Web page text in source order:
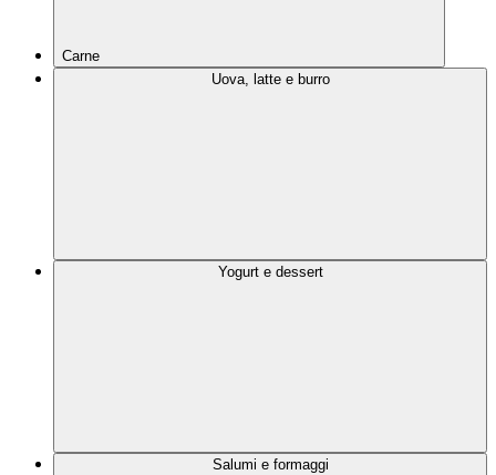
Carne
Uova, latte e burro
Yogurt e dessert
Salumi e formaggi